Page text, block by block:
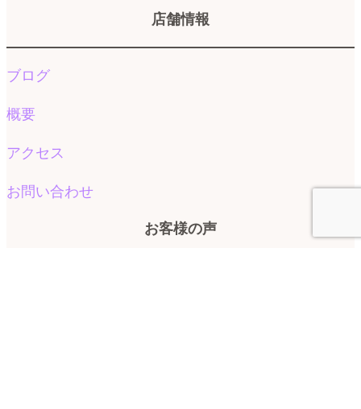
店舗情報
ブログ
概要
アクセス
お問い合わせ
お客様の声